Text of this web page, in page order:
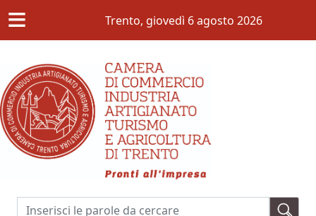
≡ Trento, giovedì 6 agosto 2026
Cerca